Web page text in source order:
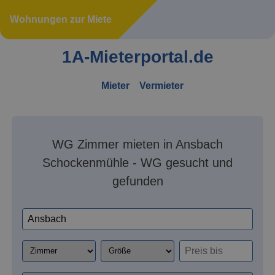
Wohnungen zur Miete
1A-Mieterportal.de
Mieter Vermieter
WG Zimmer mieten in Ansbach
Schockenmühle - WG gesucht und
gefunden